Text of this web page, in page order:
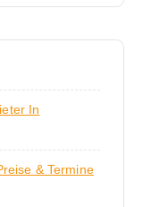
In
& Termine